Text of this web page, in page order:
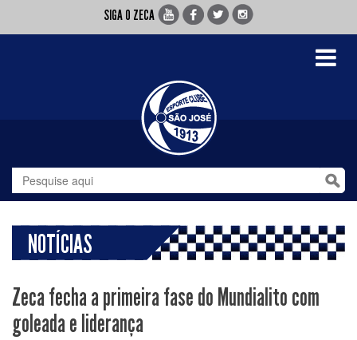
SIGA O ZECA
Toggle
NOTÍCIAS
Zeca fecha a primeira fase do Mundialito com
goleada e liderança